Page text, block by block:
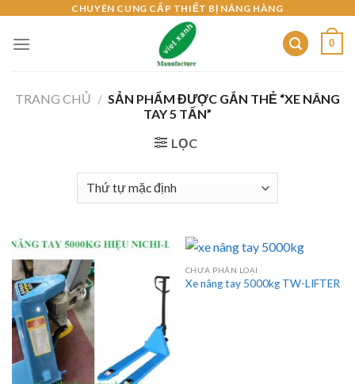
content
CHUYÊN CUNG CẤP THIẾT BỊ NÂNG HÀNG
0
TRANG CHỦ / SẢN PHẨM ĐƯỢC GẮN THẺ “XE NÂNG
TAY 5 TẤN”
LỌC
CHƯA PHÂN LOẠI
Xe nâng tay 5000kg TW-LIFTER